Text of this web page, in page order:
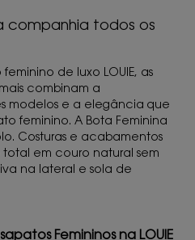
companhia todos os
de luxo LOUIE, as
combinam a
modelos e a elegância que
feminino. A Bota Feminina
Costuras e acabamentos
em couro natural sem
na lateral e sola de
Femininos na LOUIE